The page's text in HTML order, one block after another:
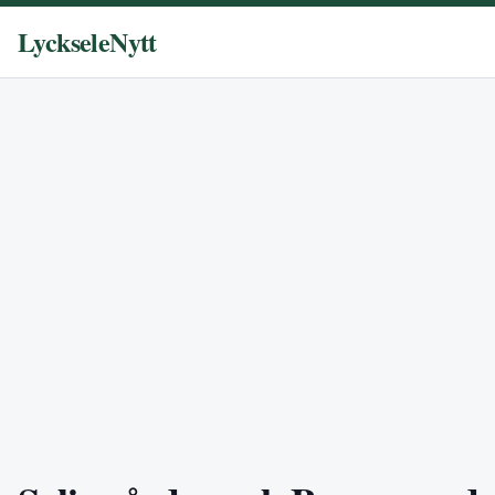
LyckseleNytt